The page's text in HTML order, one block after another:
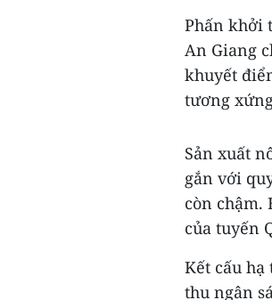
Phấn khởi
An Giang
khuyết
tương
Sản xuất
gắn với
còn chậm.
của tuyến
Kết cấu
thu ngân